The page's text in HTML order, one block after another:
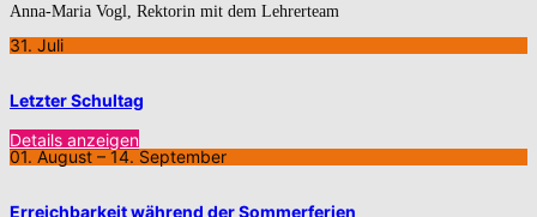
Anna-Maria Vogl, Rektorin mit dem Lehrerteam
31. Juli
Letzter Schultag
Details anzeigen
01. August– 14. September
Erreichbarkeit während der Sommerferien